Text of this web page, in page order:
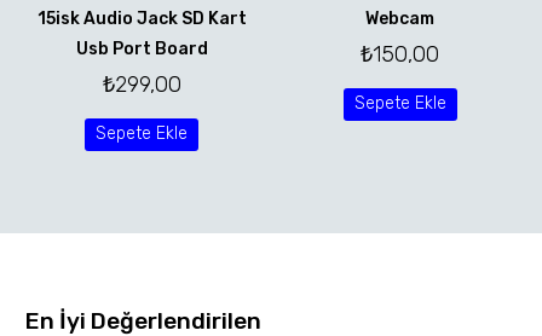
15isk Audio Jack SD Kart
Usb Port Board
₺299,00
Sepete Ekle
Webcam
₺150,00
Sepete Ekle
En İyi Değerlendirilen